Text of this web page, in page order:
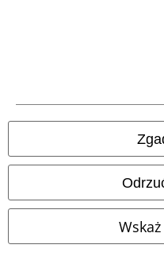
Polityka prywatności
Unieszkodliwianie odpadów i
Informacje dotyczące
Ustawienia Plików Cookie